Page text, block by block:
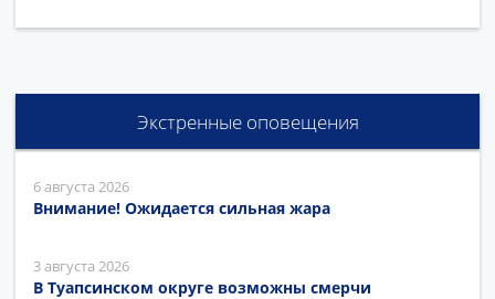
Экстренные оповещения
6 августа 2026
Внимание! Ожидается сильная жара
3 августа 2026
В Туапсинском округе возможны смерчи